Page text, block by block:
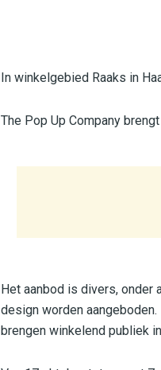
In winkelgebied Raaks in
The Pop Up Company
Het aanbod is divers, onder
design worden
brengen winkelend publiek